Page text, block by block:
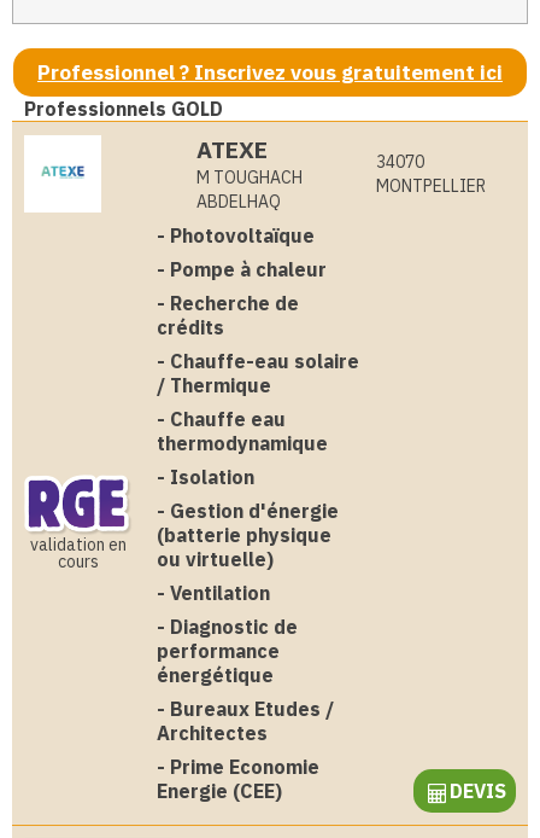
Professionnel ? Inscrivez vous gratuitement ici
Professionnels GOLD
ATEXE
M TOUGHACH
ABDELHAQ
34070
MONTPELLIER
validation en
cours
- Photovoltaïque
- Pompe à chaleur
- Recherche de
crédits
- Chauffe-eau solaire
/ Thermique
- Chauffe eau
thermodynamique
- Isolation
- Gestion d'énergie
(batterie physique
ou virtuelle)
- Ventilation
- Diagnostic de
performance
énergétique
- Bureaux Etudes /
Architectes
- Prime Economie
Energie (CEE)
DEVIS